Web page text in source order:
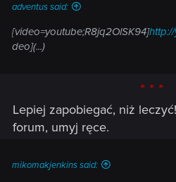
adventus said:
[video=youtube;R8jq2OlSK94]
deo](...)
* * *
Lepiej zapobiegać, niż
forum, umyj ręce.
mikomakjenkins said: